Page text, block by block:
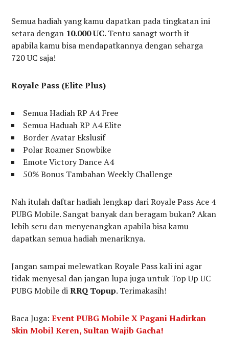
Semua hadiah yang kamu dapatkan pada tingkatan ini
setara dengan 10.000 UC. Tentu sanagt worth it
apabila kamu bisa mendapatkannya dengan seharga
720 UC saja!
Royale Pass (Elite Plus)
Semua Hadiah RP A4 Free
Semua Haduah RP A4 Elite
Border Avatar Ekslusif
Polar Roamer Snowbike
Emote Victory Dance A4
50% Bonus Tambahan Weekly Challenge
Nah itulah daftar hadiah lengkap dari Royale Pass Ace 4
PUBG Mobile. Sangat banyak dan beragam bukan? Akan
lebih seru dan menyenangkan apabila bisa kamu
dapatkan semua hadiah menariknya.
Jangan sampai melewatkan Royale Pass kali ini agar
tidak menyesal dan jangan lupa juga untuk Top Up UC
PUBG Mobile diRRQ Topup. Terimakasih!
Baca Juga:Event PUBG Mobile X Pagani Hadirkan
Skin Mobil Keren, Sultan Wajib Gacha!